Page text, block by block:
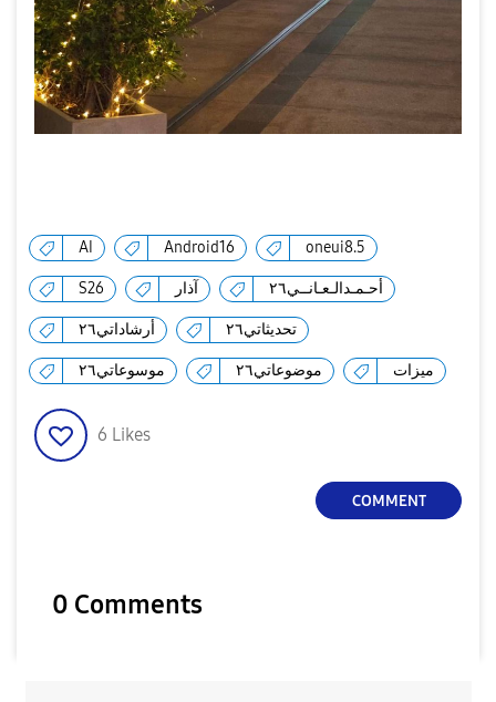
AI Android16 oneui8.5
S26 آذار أحـمـدالـعـانــي٢٦
أرشاداتي٢٦ تحديثاتي٢٦
موسوعاتي٢٦ موضوعاتي٢٦ ميزات
6 Likes
COMMENT
0 Comments